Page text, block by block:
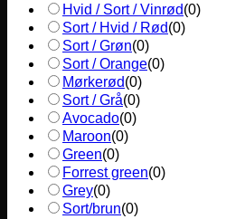
Hvid / Sort / Vinrød(0)
Sort / Hvid / Rød(0)
Sort / Grøn(0)
Sort / Orange(0)
Mørkerød(0)
Sort / Grå(0)
Avocado(0)
Maroon(0)
Green(0)
Forrest green(0)
Grey(0)
Sort/brun(0)